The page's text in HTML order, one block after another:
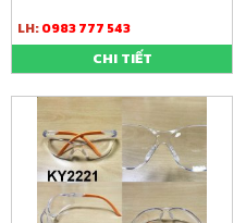
LH:0983 777 543
CHI TIẾT